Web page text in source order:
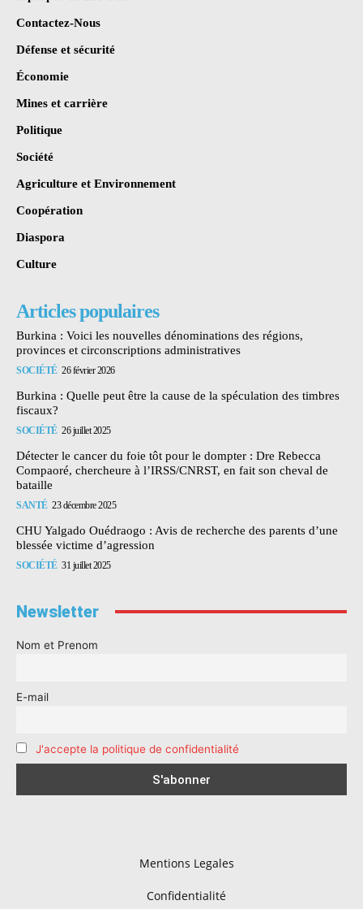
Contactez-Nous
Défense et sécurité
Économie
Mines et carrière
Politique
Société
Agriculture et Environnement
Coopération
Diaspora
Culture
Articles populaires
Burkina : Voici les nouvelles dénominations des régions,
provinces et circonscriptions administratives
SOCIÉTÉ 26 février 2026
Burkina : Quelle peut être la cause de la spéculation des timbres
fiscaux?
SOCIÉTÉ 26 juillet 2025
Détecter le cancer du foie tôt pour le dompter : Dre Rebecca
Compaoré, chercheure à l’IRSS/CNRST, en fait son cheval de
bataille
SANTÉ 23 décembre 2025
CHU Yalgado Ouédraogo : Avis de recherche des parents d’une
blessée victime d’agression
SOCIÉTÉ 31 juillet 2025
Newsletter
Nom et Prenom
E-mail
J'accepte la politique de confidentialité
Mentions Legales
Confidentialité